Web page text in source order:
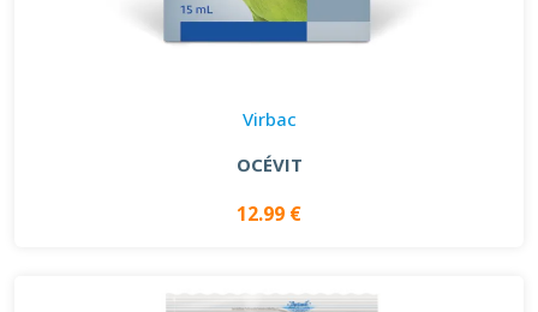
Virbac
OCÉVIT
12.99 €